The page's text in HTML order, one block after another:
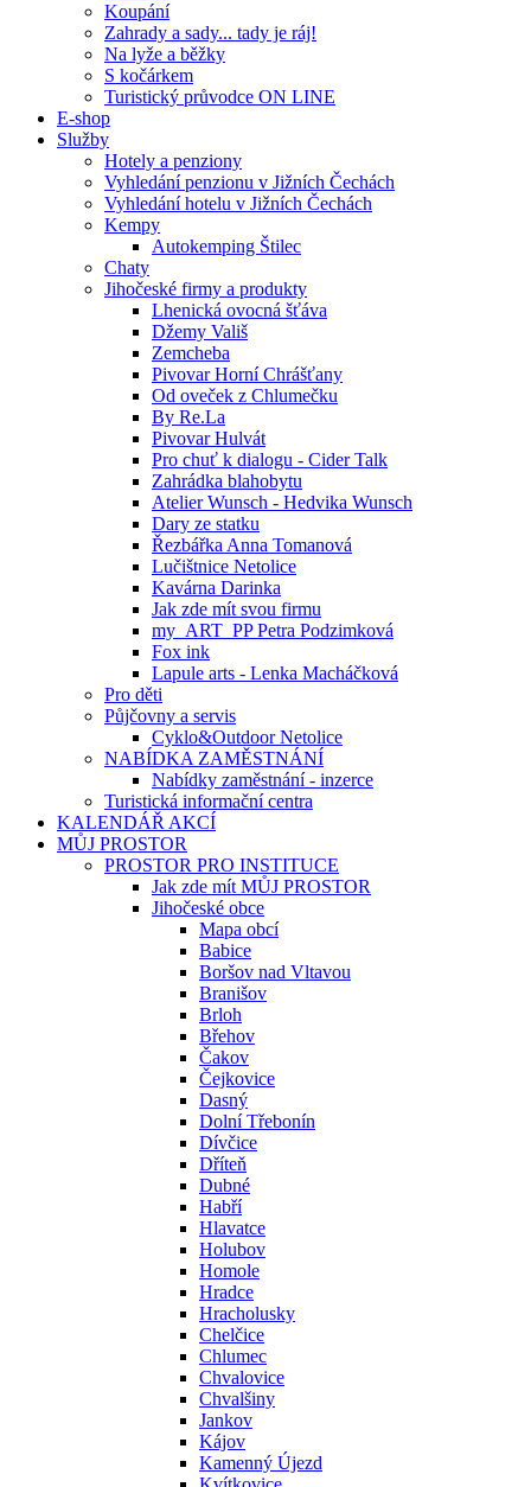
Koupání
Zahrady a sady... tady je ráj!
Na lyže a běžky
S kočárkem
Turistický průvodce ON LINE
E-shop
Služby
Hotely a penziony
Vyhledání penzionu v Jižních Čechách
Vyhledání hotelu v Jižních Čechách
Kempy
Autokemping Štilec
Chaty
Jihočeské firmy a produkty
Lhenická ovocná šťáva
Džemy Vališ
Zemcheba
Pivovar Horní Chrášťany
Od oveček z Chlumečku
By Re.La
Pivovar Hulvát
Pro chuť k dialogu - Cider Talk
Zahrádka blahobytu
Atelier Wunsch - Hedvika Wunsch
Dary ze statku
Řezbářka Anna Tomanová
Lučištnice Netolice
Kavárna Darinka
Jak zde mít svou firmu
my_ART_PP Petra Podzimková
Fox ink
Lapule arts - Lenka Macháčková
Pro děti
Půjčovny a servis
Cyklo&Outdoor Netolice
NABÍDKA ZAMĚSTNÁNÍ
Nabídky zaměstnání - inzerce
Turistická informační centra
KALENDÁŘ AKCÍ
MŮJ PROSTOR
PROSTOR PRO INSTITUCE
Jak zde mít MŮJ PROSTOR
Jihočeské obce
Mapa obcí
Babice
Boršov nad Vltavou
Branišov
Brloh
Břehov
Čakov
Čejkovice
Dasný
Dolní Třebonín
Dívčice
Dříteň
Dubné
Habří
Hlavatce
Holubov
Homole
Hradce
Hracholusky
Chelčice
Chlumec
Chvalovice
Chvalšiny
Jankov
Kájov
Kamenný Újezd